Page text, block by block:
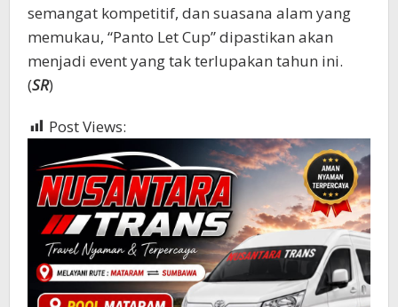
semangat kompetitif, dan suasana alam yang
memukau, “Panto Let Cup” dipastikan akan
menjadi event yang tak terlupakan tahun ini.
(SR)
Post Views: